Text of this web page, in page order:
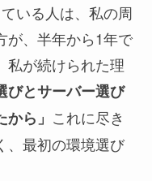
いる人は、私の周
が、半年から1年で
私が続けられた理
びとサーバー選び
ら」 これに尽き
、最初の環境選び